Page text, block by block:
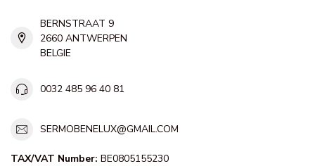
BERNSTRAAT 9
2660 ANTWERPEN
BELGIE
0032 485 96 40 81
SERMOBENELUX@GMAIL.COM
TAX/VAT Number: BE0805155230